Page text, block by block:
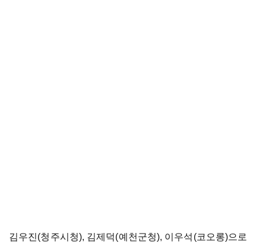
김우진(청주시청), 김제덕(예천군청), 이우석(코오롱)으로